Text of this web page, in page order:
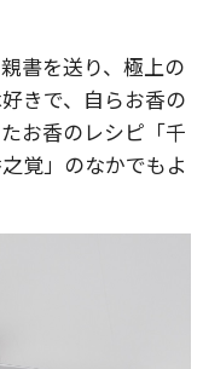
書を送り、極上の
きで、自らお香の
お香のレシピ「千
覚」のなかでもよ